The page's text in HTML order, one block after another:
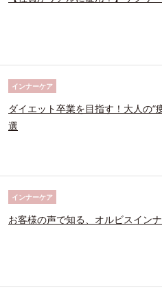
インナーケア
ダイエット卒業を目指す！大人の
選
インナーケア
お客様の声で知る、オルビスイン